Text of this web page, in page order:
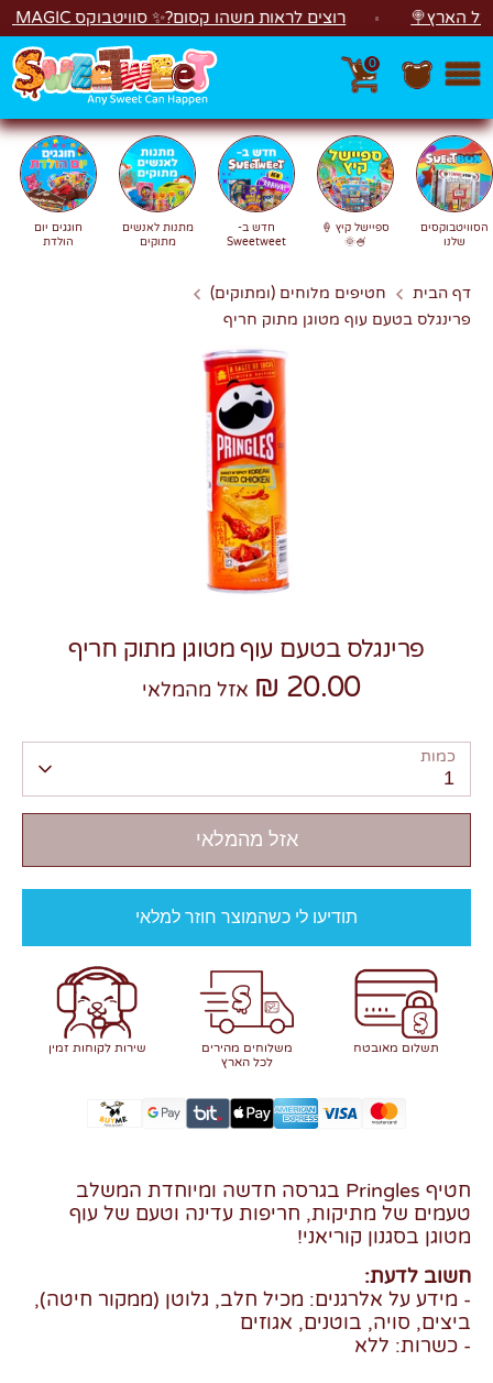
דלג רוצים לראות משהו קסום?✨ סוויטבוקס MAGIC הפך ל"מכונת משחקים"! 🎁🕹️
0
חפשחיפוש
הסוויטבוקסים
שלנו
ספיישל קיץ 🍦
🍧🌞
חדש ב-
Sweetweet
מתנות לאנשים
מתוקים
חוגגים יום
הולדת
דף הבית
חטיפים מלוחים (ומתוקים)
פרינגלס בטעם עוף מטוגן מתוק חריף
פרינגלס בטעם עוף מטוגן מתוק חריף
20.00 ₪ אזל מהמלאי
כמות
1
אזל מהמלאי
תודיעו לי כשהמוצר חוזר למלאי
תשלום מאובטח
משלוחים מהירים
לכל הארץ
שירות לקוחות זמין
חטיף Pringles בגרסה חדשה ומיוחדת המשלב
טעמים של מתיקות, חריפות עדינה וטעם של עוף
מטוגן בסגנון קוריאני!
חשוב לדעת:
- מידע על אלרגנים: מכיל חלב, גלוטן (ממקור חיטה),
ביצים, סויה, בוטנים, אגוזים
- כשרות: ללא